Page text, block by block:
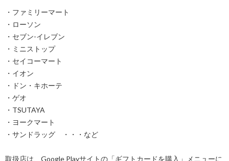
・ファミリーマート
・ローソン
・セブン-イレブン
・ミニストップ
・セイコーマート
・イオン
・ドン・キホーテ
・ゲオ
・TSUTAYA
・ヨークマート
・サンドラッグ ・・・など
取扱店は、Google Playサイトの「ギフトカードを購入」メニューに